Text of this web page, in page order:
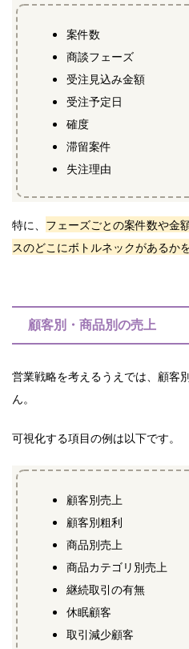
案件数
商談フェーズ
受注見込み金額
受注予定日
確度
滞留案件
失注理由
特に、 フェーズごとの案件数や金
スのどこにボトルネックがあるか
顧客別・商品別の売上
営業戦略を考えるうえでは、顧客
ん。
可視化する項目の例は以下です。
顧客別売上
顧客別粗利
商品別売上
商品カテゴリ別売上
継続取引の有無
休眠顧客
取引減少顧客